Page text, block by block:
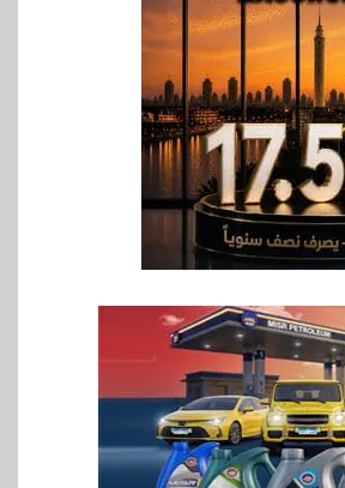
vivo تعيد تعريف مفهوم الفئة
المتوسطة مع إطلاق Y500
بمواصفات استثنائية
بنوك رياضة
وزير الشباب والرياضة يلتقي
بالرئيس التنفيذي والعضو المنتدب
لبنك saib لبحث تعزيز التعاون
المشترك
حماقي يشعل سعادة ساحل في
رأس الحكمة.. وبوسي مفاجأة
الحفل